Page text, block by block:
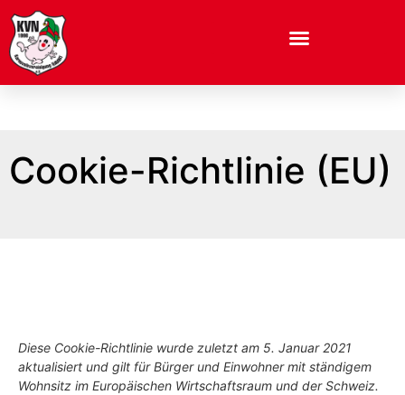
Cookie-Richtlinie (EU)
Diese Cookie-Richtlinie wurde zuletzt am 5. Januar 2021
aktualisiert und gilt für Bürger und Einwohner mit ständigem
Wohnsitz im Europäischen Wirtschaftsraum und der Schweiz.